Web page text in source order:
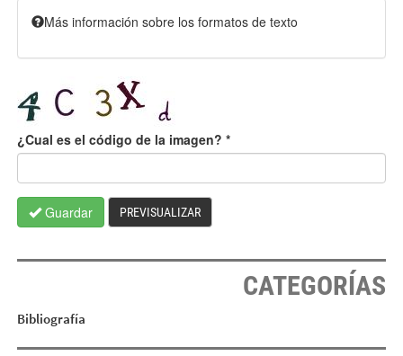
Más información sobre los formatos de texto
¿Cual es el código de la imagen? *
Guardar PREVISUALIZAR
CATEGORÍAS
Bibliografía